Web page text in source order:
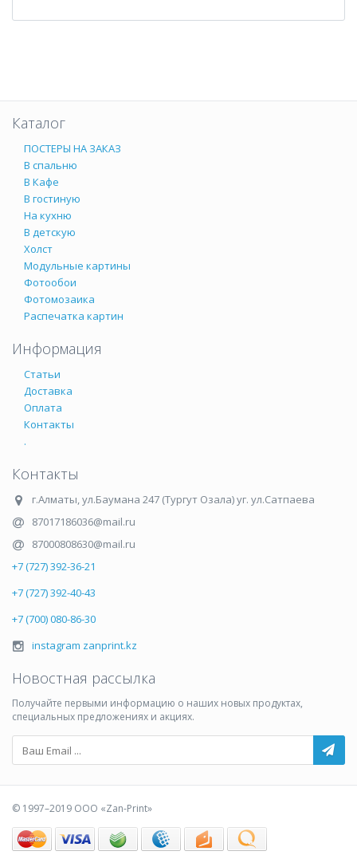
Каталог
ПОСТЕРЫ НА ЗАКАЗ
В спальню
В Кафе
В гостиную
На кухню
В детскую
Холст
Модульные картины
Фотообои
Фотомозаика
Распечатка картин
Информация
Статьи
Доставка
Оплата
Контакты
.
Контакты
г.Алматы,ул.Баумана 247 (Тургут Озала) уг. ул.Сатпаева
87017186036@mail.ru
87000808630@mail.ru
+7 (727) 392-36-21
+7 (727) 392-40-43
+7 (700) 080-86-30
instagram zanprint.kz
Новостная рассылка
Получайте первыми информацию о наших новых продуктах,
специальных предложениях и акциях.
© 1997–2019 ООО «Zan-Print»